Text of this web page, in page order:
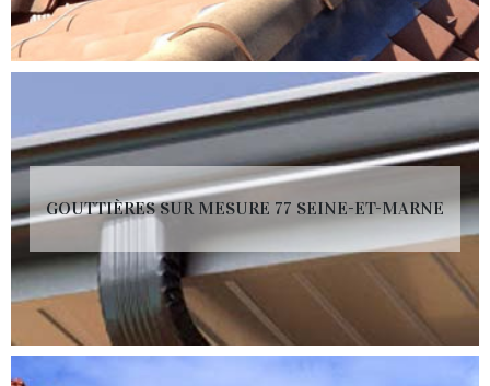
GOUTTIÈRES SUR MESURE 77 SEINE-ET-MARNE